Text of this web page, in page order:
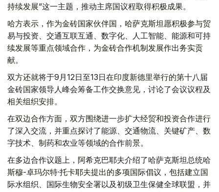
持续发展”这一主题，推动主席国议程取得积极成果。
哈方表示，作为金砖国家伙伴国，哈萨克斯坦愿积极参与贸
易与投资、交通互联互通、数字化、人工智能、能源和可持
续发展等重点领域合作，为金砖合作机制发展作出务实贡
献。
双方还就将于9月12日至13日在印度新德里举行的第十八届
金砖国家领导人峰会筹备工作交换意见，讨论了会议议程及
相关组织安排。
在双边合作方面，双方围绕进一步扩大经贸和投资合作进行
了深入交流，并重点探讨了能源、交通物流、关键矿产、数
字技术、制药和农业等领域的合作前景。
在多边合作议题上，阿希克巴耶夫介绍了哈萨克斯坦总统哈
斯穆-卓玛尔特·托卡耶夫提出的多项国际倡议，包括建立国
际水组织、国际生物安全署以及初级卫生保健全球联盟，并